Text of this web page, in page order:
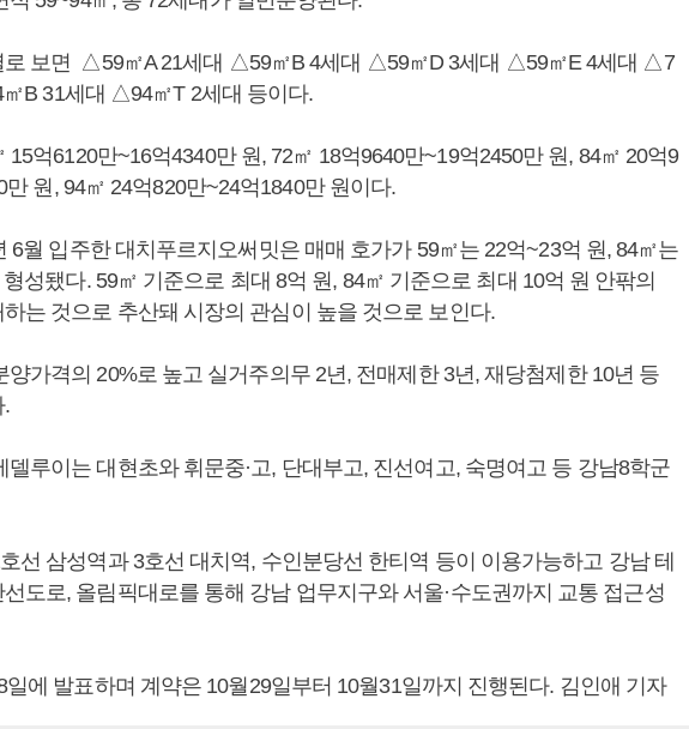
로 보면 △59㎡A 21세대 △59㎡B 4세대 △59㎡D 3세대 △59㎡E 4세대 △7
B 31세대 △94㎡T 2세대 등이다.
15억6120만~16억4340만 원, 72㎡ 18억9640만~19억2450만 원, 84㎡ 20억9
원, 94㎡ 24억820만~24억1840만 원이다.
6월 입주한 대치푸르지오써밋은 매매 호가가 59㎡는 22억~23억 원, 84㎡는
성됐다. 59㎡ 기준으로 최대 8억 원, 84㎡ 기준으로 최대 10억 원 안팎의
는 것으로 추산돼 시장의 관심이 높을 것으로 보인다.
양가격의 20%로 높고 실거주의무 2년, 전매제한 3년, 재당첨제한 10년 등
.
델루이는 대현초와 휘문중·고, 단대부고, 진선여고, 숙명여고 등 강남8학군
선 삼성역과 3호선 대치역, 수인분당선 한티역 등이 이용가능하고 강남 테
도로, 올림픽대로를 통해 강남 업무지구와 서울·수도권까지 교통 접근성
일에 발표하며 계약은 10월29일부터 10월31일까지 진행된다. 김인애 기자